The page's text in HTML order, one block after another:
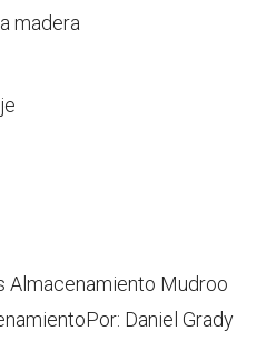
madera
Almacenamiento Mudroo
Por: Daniel Grady